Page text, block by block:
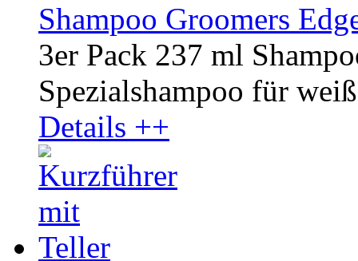
Shampoo Groomers
3er Pack 237 ml
Spezialshampoo für
Details ++